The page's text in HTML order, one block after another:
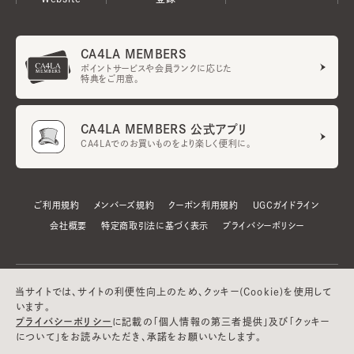
CA4LA MEMBERS
ポイントサービスや会員ランクに応じた
特典をご用意。
CA4LA MEMBERS 公式アプリ
CA4LAでのお買いものをより楽しく便利に。
ご利用規約 メンバーズ規約 クーポン利用規約 UGCガイドライン
会社概要 特定商取引法に基づく表示 プライバシーポリシー
当サイトでは、サイトの利便性向上のため、クッキー(Cookie)を使用して
います。
プライバシーポリシー に記載の「個人情報の第三者提供」及び「クッキー
について」をお読みいただき、承諾をお願いいたします。